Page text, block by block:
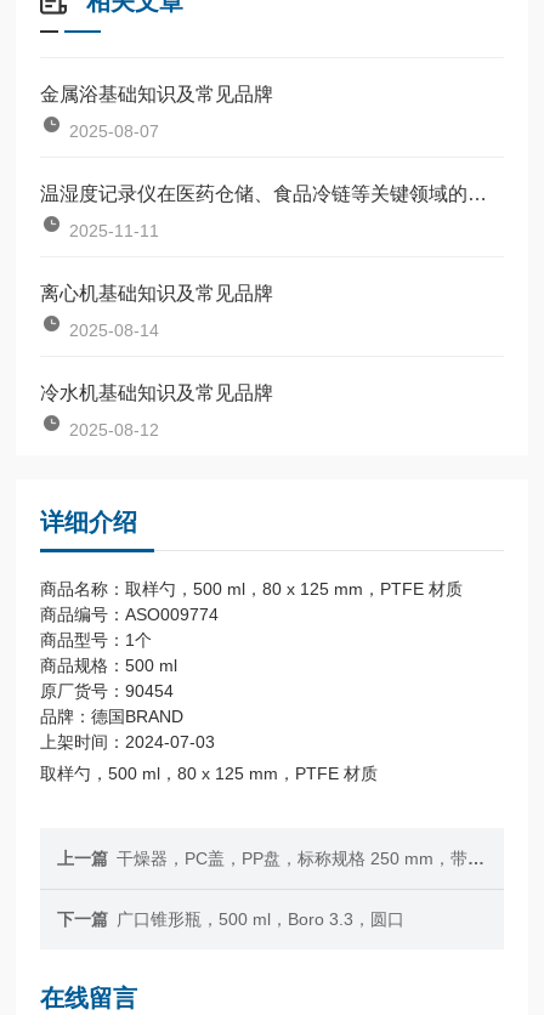
金属浴基础知识及常见品牌
2025-08-07
温湿度记录仪在医药仓储、食品冷链等关键领域的应用场景分析
2025-11-11
离心机基础知识及常见品牌
2025-08-14
冷水机基础知识及常见品牌
2025-08-12
详细介绍
商品名称：取样勺，500 ml，80 x 125 mm，PTFE 材质
商品编号：ASO009774
商品型号：1个
商品规格：500 ml
原厂货号：90454
品牌：德国BRAND
上架时间：2024-07-03
取样勺，500 ml，80 x 125 mm，PTFE 材质
上一篇 干燥器，PC盖，PP盘，标称规格 250 mm，带通气阀
下一篇 广口锥形瓶，500 ml，Boro 3.3，圆口
在线留言